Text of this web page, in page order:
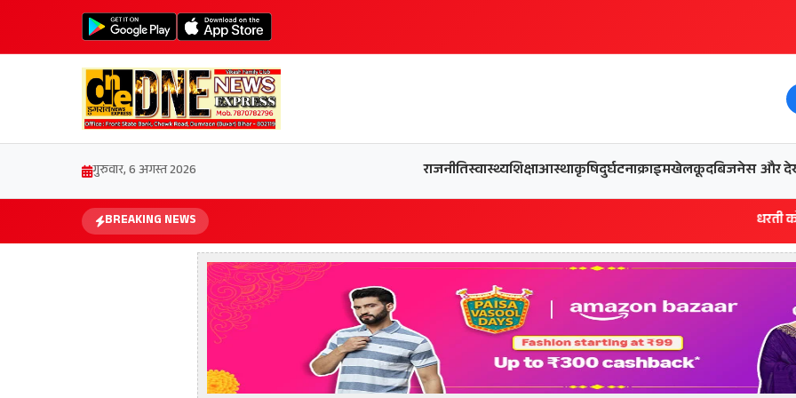
गुरुवार, 6 अगस्त 2026 राजनीतिस्वास्थ्यशिक्षाआस्थाकृषिदुर्घटनाक्राइमखेलकूदबिजनेस और
BREAKING NEWS धरती को बचाने एवं